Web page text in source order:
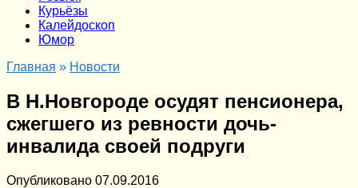
Курьёзы
Калейдоскоп
Юмор
Главная » Новости
В Н.Новгороде осудят пенсионера,
сжегшего из ревности дочь-
инвалида своей подруги
Опубликовано 07.09.2016